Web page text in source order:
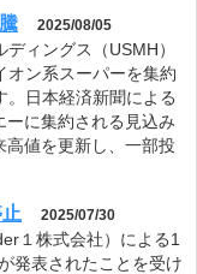
2025/08/05
ィングス（USMH）
オン系スーパーを集約
日本経済新聞による
ーに集約される見込み
高値を更新し、一部投
2025/07/30
１株式会社）による1
発表されたことを受け